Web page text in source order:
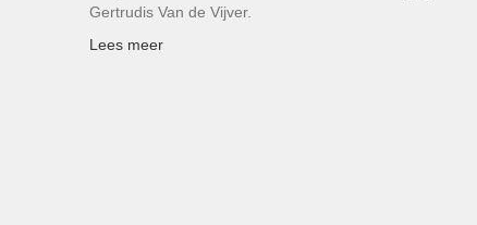
Gertrudis Van de Vijver.
Lees meer